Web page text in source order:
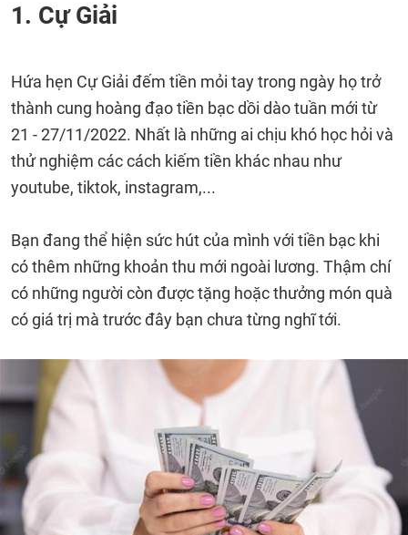
1. Cự Giải
Hứa hẹn Cự Giải đếm tiền mỏi tay trong ngày họ trở
thành cung hoàng đạo tiền bạc dồi dào tuần mới từ
21 - 27/11/2022. Nhất là những ai chịu khó học hỏi và
thử nghiệm các cách kiếm tiền khác nhau như
youtube, tiktok, instagram,...
Bạn đang thể hiện sức hút của mình với tiền bạc khi
có thêm những khoản thu mới ngoài lương. Thậm chí
có những người còn được tặng hoặc thưởng món quà
có giá trị mà trước đây bạn chưa từng nghĩ tới.